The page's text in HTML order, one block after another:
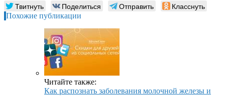
Твитнуть Поделиться Отправить Класснуть
Похожие публикации
Читайте также:
Как распознать заболевания молочной железы и